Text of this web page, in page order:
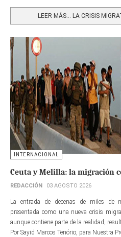
LEER MÁS… LA CRISIS
INTERNACIONAL
Ceuta y Melilla: la migración
REDACCIÓN 03 AGOSTO 2026
La entrada de decenas de miles de
presentada como una nueva crisis
aunque contiene parte de la realidad,
Por Sayid Marcos Tenório, para Nuestra